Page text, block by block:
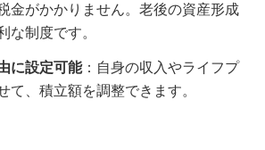
金がかかりません。老後の資産形成
な制度です。
に設定可能：自身の収入やライフプ
て、積立額を調整できます。